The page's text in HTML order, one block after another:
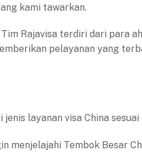
kami tawarkan.
Rajavisa terdiri dari para
pelayanan yang
layanan visa China
menjelajahi Tembok Besar